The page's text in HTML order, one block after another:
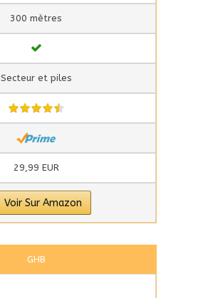
300 mètres
Secteur et piles
29,99 EUR
Voir Sur Amazon
GHB